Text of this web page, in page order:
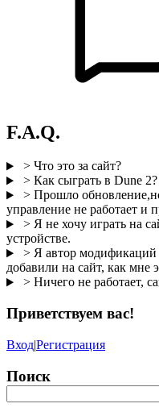
F.A.Q.
> Что это за сайт?
> Как сыграть в Dune 2?
> Прошло
управление не работает и
> Я не хочу играть на
устройстве.
> Я автор
добавили на сайт, как мне
> Ничего не работает,
Приветствуем вас!
Вход|Регистрация
Поиск